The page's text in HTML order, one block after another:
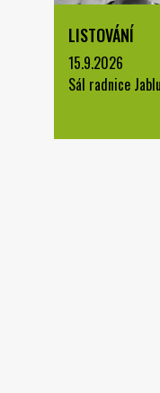
LISTOVÁNÍ
15.9.2026
Sál radnice